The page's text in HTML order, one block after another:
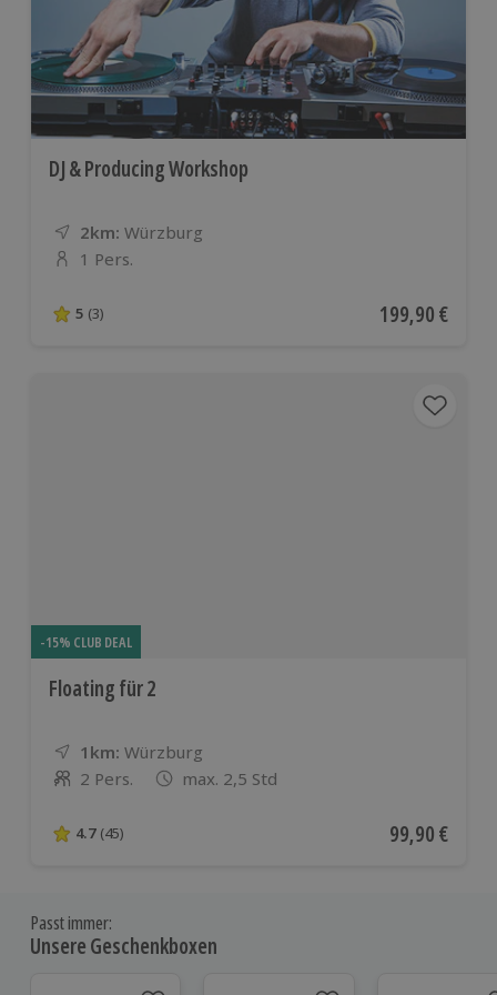
DJ & Producing Workshop
2km: Entfernung
Standort
Würzburg
Anzahl der Teilnehmer
1 Pers.
5 von 5 Sternen basierend auf 3 Bewertungen
5 (3) Aktueller Preis
199,90 €
-15% CLUB DEAL
Floating für 2
1km: Entfernung
Standort
Würzburg
Anzahl der Teilnehmer
2 Pers. max. 2,5 Std
4.7 von 5 Sternen basierend auf 45 Bewertungen
4.7 (45) Aktueller
99,90 €
Passt immer:
Unsere Geschenkboxen